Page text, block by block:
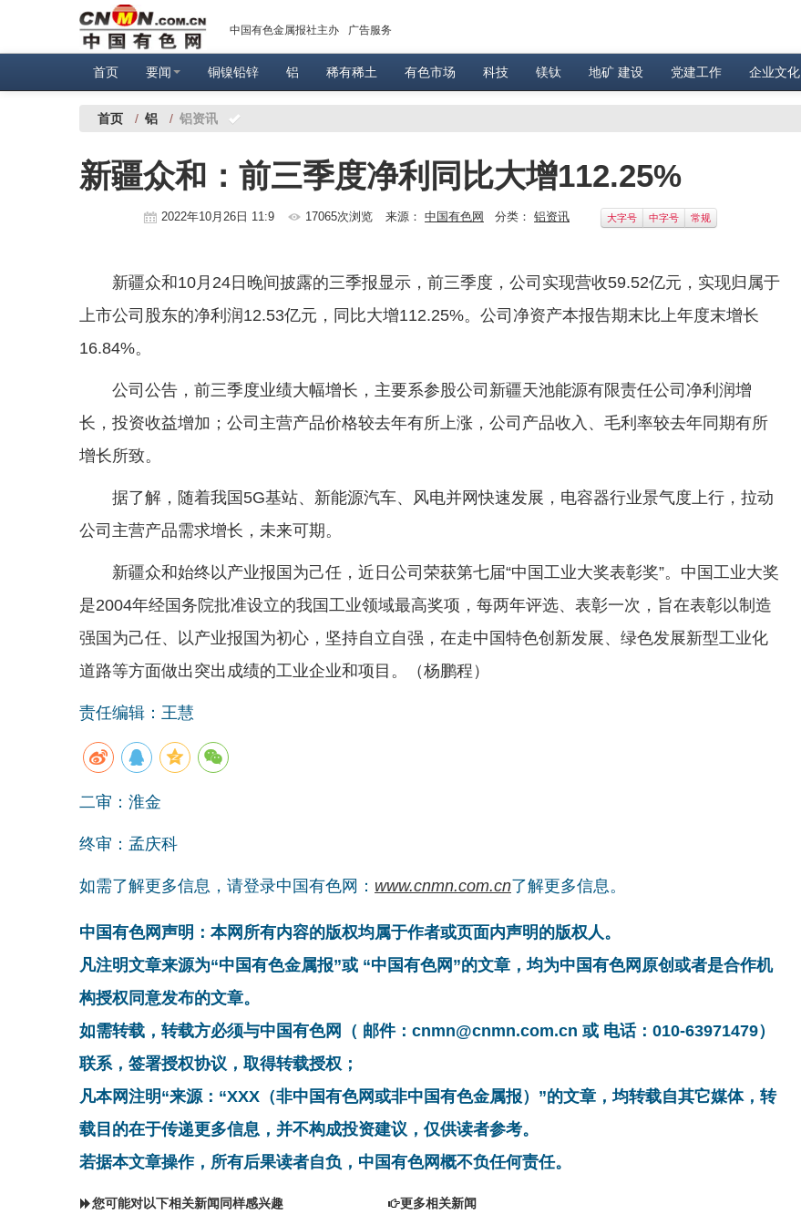
中国有色金属报社主办 广告服务
首页 要闻 铜镍铅锌 铝 稀有稀土 有色市场 科技 镁钛 地矿 建设 党建工作 企业文化
首页 / 铝 / 铝资讯
新疆众和：前三季度净利同比大增112.25%
2022年10月26日 11:9 17065次浏览 来源： 中国有色网 分类： 铝资讯 大字号 中字号 常规
新疆众和10月24日晚间披露的三季报显示，前三季度，公司实现营收59.52亿元，实现归属于
上市公司股东的净利润12.53亿元，同比大增112.25%。公司净资产本报告期末比上年度末增长
16.84%。
公司公告，前三季度业绩大幅增长，主要系参股公司新疆天池能源有限责任公司净利润增
长，投资收益增加；公司主营产品价格较去年有所上涨，公司产品收入、毛利率较去年同期有所
增长所致。
据了解，随着我国5G基站、新能源汽车、风电并网快速发展，电容器行业景气度上行，拉动
公司主营产品需求增长，未来可期。
新疆众和始终以产业报国为己任，近日公司荣获第七届“中国工业大奖表彰奖”。中国工业大奖
是2004年经国务院批准设立的我国工业领域最高奖项，每两年评选、表彰一次，旨在表彰以制造
强国为己任、以产业报国为初心，坚持自立自强，在走中国特色创新发展、绿色发展新型工业化
道路等方面做出突出成绩的工业企业和项目。（杨鹏程）
责任编辑：王慧
二审：淮金
终审：孟庆科
如需了解更多信息，请登录中国有色网： www.cnmn.com.cn了解更多信息。
中国有色网声明：本网所有内容的版权均属于作者或页面内声明的版权人。
凡注明文章来源为“中国有色金属报”或 “中国有色网”的文章，均为中国有色网原创或者是合作机
构授权同意发布的文章。
如需转载，转载方必须与中国有色网（ 邮件：cnmn@cnmn.com.cn 或 电话：010-63971479）
联系，签署授权协议，取得转载授权；
凡本网注明“来源：“XXX（非中国有色网或非中国有色金属报）”的文章，均转载自其它媒体，转
载目的在于传递更多信息，并不构成投资建议，仅供读者参考。
若据本文章操作，所有后果读者自负，中国有色网概不负任何责任。
您可能对以下相关新闻同样感兴趣 更多相关新闻